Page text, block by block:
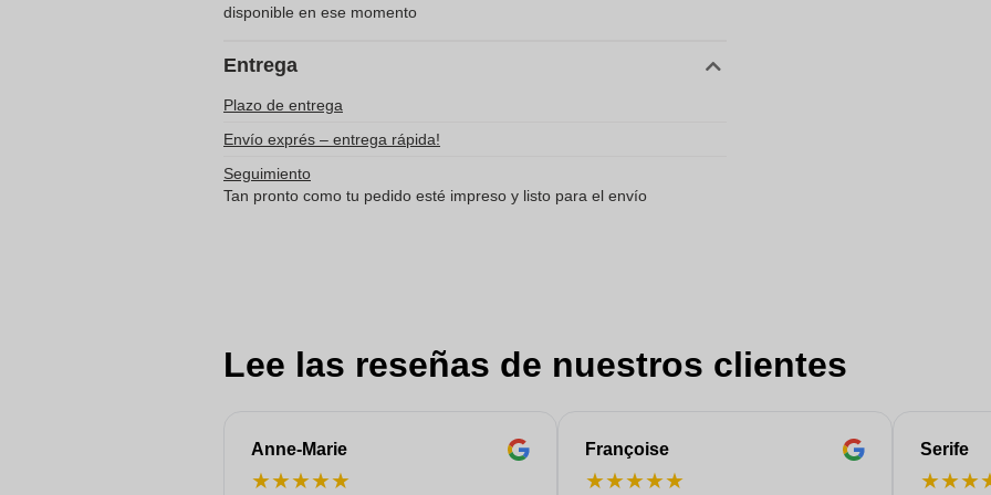
disponible en ese momento
Entrega
Plazo de entrega
Envío exprés – entrega rápida!
Seguimiento
Tan pronto como tu pedido esté impreso y listo para el envío
Lee las reseñas de nuestros clientes
Anne-Marie
★★★★★
Françoise
★★★★★
Serife
★★★